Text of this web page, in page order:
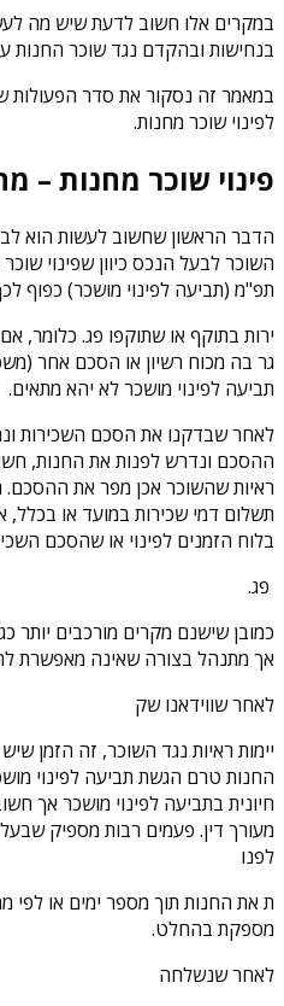
במקרים אלו חשוב לדעת שיש מה
בנחישות ובהקדם נגד שוכר החנות
במאמר זה נסקור את סדר הפעולות
לפינוי שוכר מחנות.
פינוי שוכר מחנות –
הדבר הראשון שחשוב לעשות הוא
השוכר לבעל הנכס כיוון שפינוי
תפ"מ (תביעה לפינוי מושכר) כפוף
ירות בתוקף או שתוקפו פג. כלומר,
גר בה מכוח רשיון או הסכם אחר
תביעה לפינוי מושכר לא יהא מתאים.
לאחר שבדקנו את הסכם השכירות
ההסכם ונדרש לפנות את החנות,
ראיות שהשוכר אכן מפר את ההסכם.
תשלום דמי שכירות במועד או בכלל,
בלוח הזמנים לפינוי או שהסכם
פג.
כמובן שישנם מקרים מורכבים יותר
אך מתנהל בצורה שאינה מאפשרת
לאחר שווידאנו שק
יימות ראיות נגד השוכר, זה הזמן
החנות טרם הגשת תביעה לפינוי
חיונית בתביעה לפינוי מושכר אך
מעורך דין. פעמים רבות מספיק
לפנו
ת את החנות תוך מספר ימים או
מספקת בהחלט.
לאחר שנשלחה